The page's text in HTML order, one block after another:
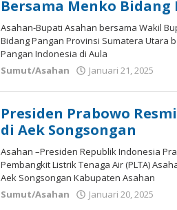
Bersama Menko Bidang
Asahan-Bupati Asahan bersama Wakil
Bidang Pangan Provinsi Sumatera Utara
Pangan Indonesia di Aula
Sumut/Asahan
Januari 21, 2025
Presiden Prabowo
di Aek Songsongan
Asahan –Presiden Republik Indonesia
Pembangkit Listrik Tenaga Air (PLTA)
Aek Songsongan Kabupaten Asahan
Sumut/Asahan
Januari 20, 2025